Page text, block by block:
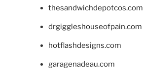
thesandwichdepotcos.com
drgiggleshouseofpain.com
hotflashdesigns.com
garagenadeau.com